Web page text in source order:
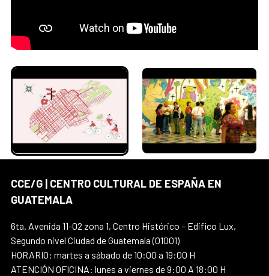
CCE/G | CENTRO CULTURAL DE ESPAÑA EN
GUATEMALA
6ta. Avenida 11-02 zona 1, Centro Histórico – Edifico Lux,
Segundo nivel Ciudad de Guatemala (01001)
HORARIO: martes a sábado de 10:00 a 19:00 H
ATENCIÓN OFICINA: lunes a viernes de 9:00 A 18:00 H